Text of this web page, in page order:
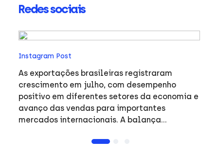
Redes sociais
Instagram Post
As exportações brasileiras registraram
crescimento em julho, com desempenho
positivo em diferentes setores da economia e
avanço das vendas para importantes
mercados internacionais. A balança
comércio exterior brasileiro e o desempenho